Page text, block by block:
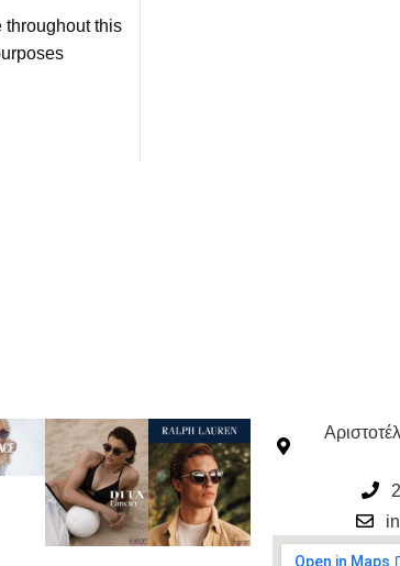
throughout this